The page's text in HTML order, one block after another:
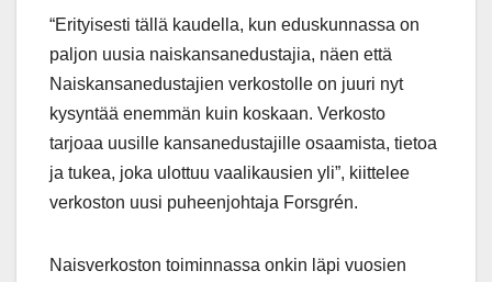
“Erityisesti tällä kaudella, kun eduskunnassa on
paljon uusia naiskansanedustajia, näen että
Naiskansanedustajien verkostolle on juuri nyt
kysyntää enemmän kuin koskaan. Verkosto
tarjoaa uusille kansanedustajille osaamista, tietoa
ja tukea, joka ulottuu vaalikausien yli”, kiittelee
verkoston uusi puheenjohtaja Forsgrén.
Naisverkoston toiminnassa onkin läpi vuosien